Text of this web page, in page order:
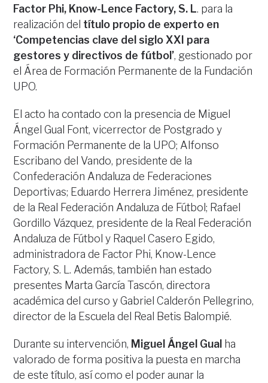
Factor Phi, Know-Lence Factory, S. L. para la
realización del título propio de experto en
‘Competencias clave del siglo XXI para
gestores y directivos de fútbol’, gestionado por
el Área de Formación Permanente de la Fundación
UPO.
El acto ha contado con la presencia de Miguel
Ángel Gual Font, vicerrector de Postgrado y
Formación Permanente de la UPO; Alfonso
Escribano del Vando, presidente de la
Confederación Andaluza de Federaciones
Deportivas; Eduardo Herrera Jiménez, presidente
de la Real Federación Andaluza de Fútbol; Rafael
Gordillo Vázquez, presidente de la Real Federación
Andaluza de Fútbol y Raquel Casero Egido,
administradora de Factor Phi, Know-Lence
Factory, S. L. Además, también han estado
presentes Marta García Tascón, directora
académica del curso y Gabriel Calderón Pellegrino,
director de la Escuela del Real Betis Balompié.
Durante su intervención, Miguel Ángel Gual ha
valorado de forma positiva la puesta en marcha
de este título, así como el poder aunar la